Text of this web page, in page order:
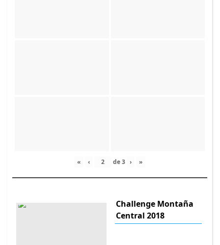
« ‹ de3 › »
Challenge Montaña
Central 2018